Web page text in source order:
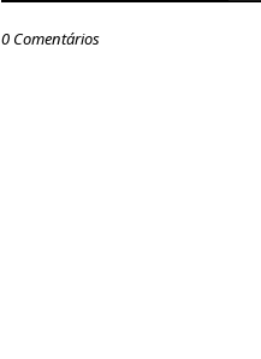
0 Comentários